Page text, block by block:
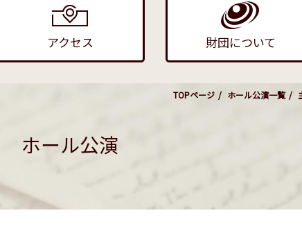
アクセス 財団について
TOPページ ホール公演一覧
ホール公演